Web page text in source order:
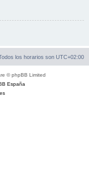
los horarios son UTC+02:00
© phpBB Limited
España